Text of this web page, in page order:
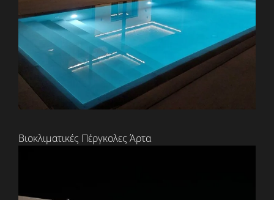
Βιοκλιματικές Πέργκολες Άρτα